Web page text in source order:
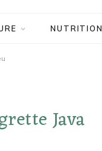
NUTRITION
Java